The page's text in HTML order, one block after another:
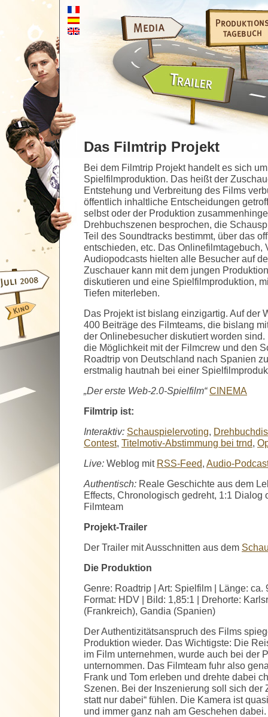
Das Filmtrip Projekt
Bei dem Filmtrip Projekt handelt es sich
Spielfilmproduktion. Das heißt der
Entstehung und Verbreitung des Films
öffentlich inhaltliche Entscheidungen
selbst oder der Produktion
Drehbuchszenen besprochen, die
Teil des Soundtracks bestimmt, über das
entschieden, etc. Das Onlinefilmtagebuch,
Audiopodcasts hielten alle Besucher auf
Zuschauer kann mit dem jungen
diskutieren und eine Spielfilmproduktion,
Tiefen miterleben.
Das Projekt ist bislang einzigartig. Auf der
400 Beiträge des Filmteams, die bislang
der Onlinebesucher diskutiert worden
die Möglichkeit mit der Filmcrew und den
Roadtrip von Deutschland nach Spanien
erstmalig hautnah bei einer
„Der erste Web-2.0-Spielfilm“ CINEMA
Filmtrip ist:
Interaktiv: Schauspielervoting,
Contest, Titelmotiv-Abstimmung bei trnd,
Live: Weblog mit RSS-Feed, Audio-
Authentisch: Reale Geschichte aus dem
Effects, Chronologisch gedreht, 1:1 Dialog
Filmteam
Projekt-Trailer
Der Trailer mit Ausschnitten aus dem
Die Produktion
Genre: Roadtrip | Art: Spielfilm | Länge: ca.
Format: HDV | Bild: 1,85:1 | Drehorte:
(Frankreich), Gandia (Spanien)
Der Authentizitätsanspruch des Films
Produktion wieder. Das Wichtigste: Die
im Film unternehmen, wurde auch bei der
unternommen. Das Filmteam fuhr also
Frank und Tom erleben und drehte dabei
Szenen. Bei der Inszenierung soll sich der
statt nur dabei“ fühlen. Die Kamera ist
und immer ganz nah am Geschehen dabei.